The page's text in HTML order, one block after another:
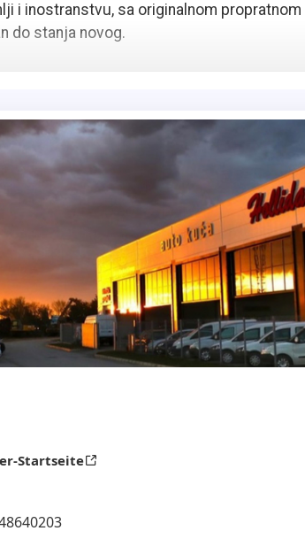
i inostranstvu, sa originalnom propratnom
do stanja novog.
Startseite